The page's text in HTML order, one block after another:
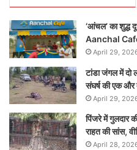
‘आंचल’ का शुद्ध
Aanchal
April 29,
टांडा जंगल में दो
संघर्ष की एक और
April 29,
पिंजरे में गुलदार
राहत की सांस,
April 28,